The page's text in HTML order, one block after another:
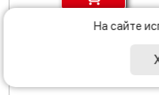
под заказ
На сайте